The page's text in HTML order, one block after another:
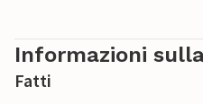
Informazioni
Fatti